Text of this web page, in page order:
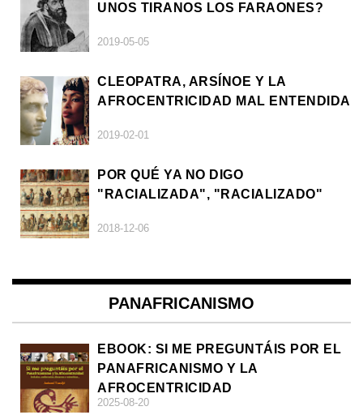
UNOS TIRANOS LOS FARAONES?
2019-05-05
CLEOPATRA, ARSÍNOE Y LA
AFROCENTRICIDAD MAL ENTENDIDA
2019-02-01
POR QUÉ YA NO DIGO
"RACIALIZADA", "RACIALIZADO"
2018-12-06
PANAFRICANISMO
EBOOK: SI ME PREGUNTÁIS POR EL
PANAFRICANISMO Y LA
AFROCENTRICIDAD
2025-08-20